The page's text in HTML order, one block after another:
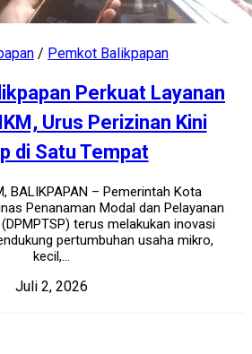
/ Pemkot Balikpapan
Perkuat Layanan
Urus Perizinan Kini
di Satu Tempat
BALIKPAPAN – Pemerintah Kota
Penanaman Modal dan Pelayanan
terus melakukan inovasi
pertumbuhan usaha mikro,
kecil,...
Juli 2, 2026